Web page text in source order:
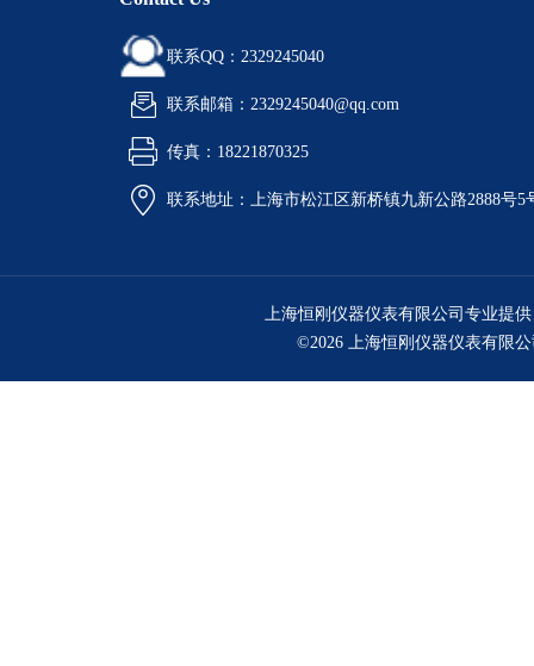
联系QQ：2329245040
联系邮箱：2329245040@qq.com
传真：18221870325
联系地址：上海市松江区新桥镇九新公路2888号5
上海恒刚仪器仪表有限公司专业提
©2026 上海恒刚仪器仪表有限